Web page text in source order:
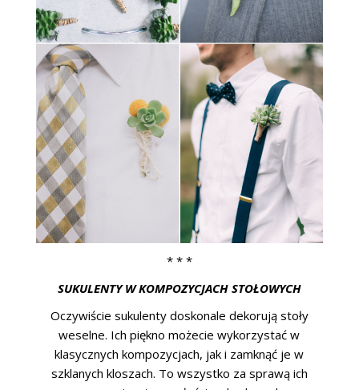
* * *
SUKULENTY W KOMPOZYCJACH STOŁOWYCH
Oczywiście sukulenty doskonale dekorują stoły
weselne. Ich piękno możecie wykorzystać w
klasycznych kompozycjach, jak i zamknąć je w
szklanych kloszach. To wszystko za sprawą ich